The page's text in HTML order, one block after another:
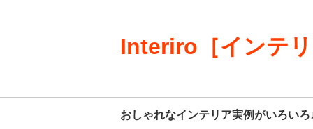
Interiro［インテリ
おしゃれなインテリア実例がいろい